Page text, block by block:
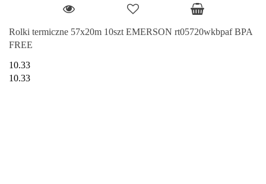
Rolki termiczne 57x20m 10szt EMERSON rt05720wkbpaf BPA
FREE
10.33
10.33